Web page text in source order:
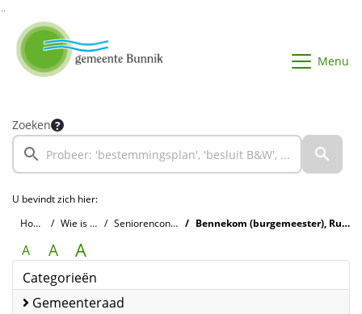
Menu
Zoeken
U bevindt zich hier:
Home
Wie is wie Seniorenconvent Bennekom (burgemeester), Ruud van
A A A
Categorieën
Gemeenteraad